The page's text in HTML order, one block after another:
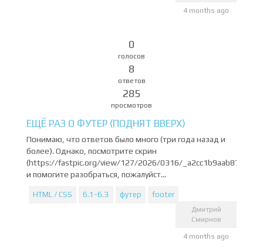
4 months ago
0
голосов
8
ответов
285
просмотров
ЕЩЁ РАЗ О ФУТЕР (ПОДНЯТ ВВЕРХ)
Понимаю, что ответов было много (три года назад и
более). Однако, посмотрите скрин
(https://fastpic.org/view/127/2026/0316/
и помогите разобраться, пожалуйст...
HTML / CSS 6.1-6.3 футер footer
Дмитрий
Смирнов
4 months ago